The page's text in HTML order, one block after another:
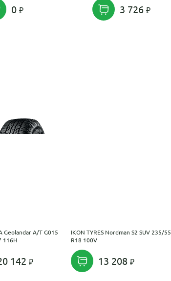
0 3 726
Geolandar A/T G015
116H
142
IKON TYRES Nordman S2 SUV 235/55
R18 100V
13 208